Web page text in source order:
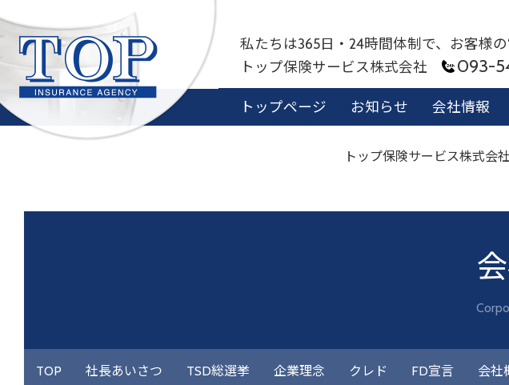
私たちは365日・24時間体制で、お客様の
トップ保険サービス株式会社
093-
トップページ お知らせ 会社情報
トップ保険サービス株式会
TOP 社長あいさつ TSD総選挙 企業理念 クレド FD宣言 会社